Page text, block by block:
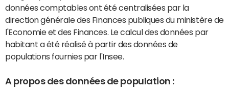
données comptables ont été centralisées par la
direction générale des Finances publiques du ministère de
l'Economie et des Finances. Le calcul des données par
habitant a été réalisé à partir des données de
populations fournies par l'Insee.
A propos des données de population :